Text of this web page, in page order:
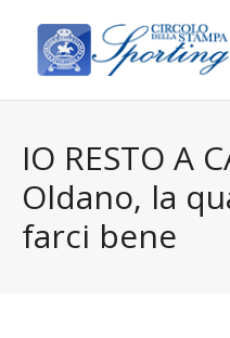
IO RESTO A
Oldano, la
farci bene